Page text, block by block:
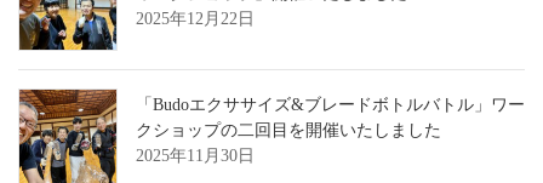
2025年12月22日
「Budoエクササイズ&ブレードボトルバトル」ワー
クショップの二回目を開催いたしました
2025年11月30日